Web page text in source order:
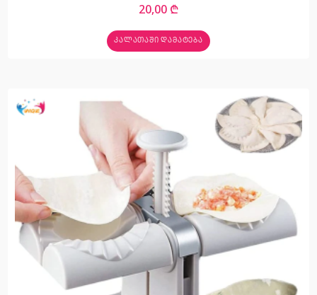
20,00 ₾
ᲙᲐᲚᲐᲗᲐᲨᲘ ᲓᲐᲛᲐᲢᲔᲑᲐ